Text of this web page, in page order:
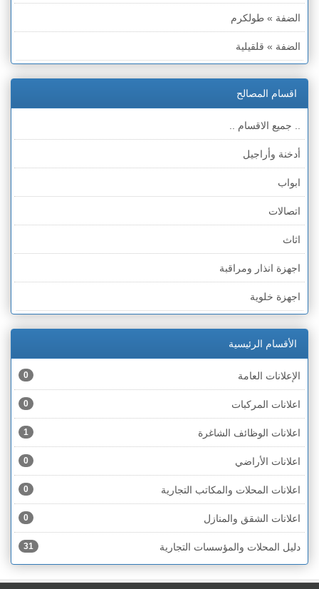
الضفة » طولكرم
الضفة » قلقيلية
الضفة » رام الله والبيره
الضفة » أريحا
الضفة » الخليل
الضفة » بيت لحم
قطاع غزة
الخط الأخضر » حيفا
الخط الأخضر » رهط
الخط الأخضر » أم الفحم
الخط الأخضر » الناصرة
الخط الأخضر » عكا ونهاريا
الخط الأخضر » الجليل
الخط الأخضر » مرج ابن عامر
الخط الأخضر » البطوف
الخط الأخضر » الجولان
الخط الأخضر » الشارون
الخط الأخضر » القدس
اقسام المصالح
.. جميع الاقسام ..
أدخنة وأراجيل
ابواب
اتصالات
اثاث
اجهزة انذار ومراقبة
اجهزة خلوية
اجهزة كهربائية
اجهزة مكتبية
احذية
اختام
اخشاب
ادوات رياضية
ادوات صحية
ادوات كهربائية
ادوات منزلية
الأقسام الرئيسية
الإعلانات العامة 0
اعلانات المركبات 0
اعلانات الوظائف الشاغرة 1
اعلانات الأراضي 0
اعلانات المحلات والمكاتب التجارية 0
اعلانات الشقق والمنازل 0
دليل المحلات والمؤسسات التجارية 31